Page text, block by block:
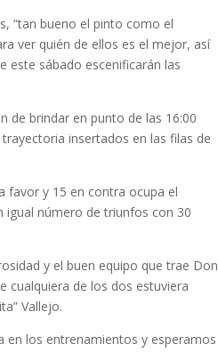
“tan bueno el pinto como el
ver quién de ellos es el mejor, así
este sábado escenificarán las
de brindar en punto de las 16:00
insertados en las filas de
favor y 15 en contra ocupa el
igual número de triunfos con 30
y el buen equipo que trae Don
cualquiera de los dos estuviera
Vallejo.
en los entrenamientos y esperamos